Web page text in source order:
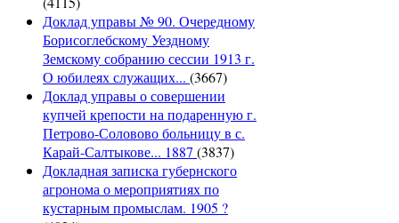
Доклад управы № 90. Очередному
Борисоглебскому Уездному
Земскому собранию сессии 1913 г.
О юбилеях служащих... (3667)
Доклад управы о совершении
купчей крепости на подаренную г.
Петрово-Соловово больницу в с.
Карай-Салтыкове... 1887 (3837)
Докладная записка губернского
агронома о мероприятиях по
кустарным промыслам. 1905 ?